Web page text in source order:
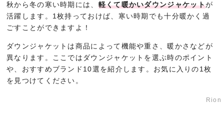
秋から冬の寒い時期には、 軽くて暖かいダウンジャケットが
活躍します。1枚持っておけば、寒い時期でも十分暖かく過
ごすことができますよ！
ダウンジャケットは商品によって機能や重さ、暖かさなどが
異なります。ここではダウンジャケットを選ぶ時のポイント
や、おすすめブランド10選を紹介します。お気に入りの1枚
を見つけてください。
Rion